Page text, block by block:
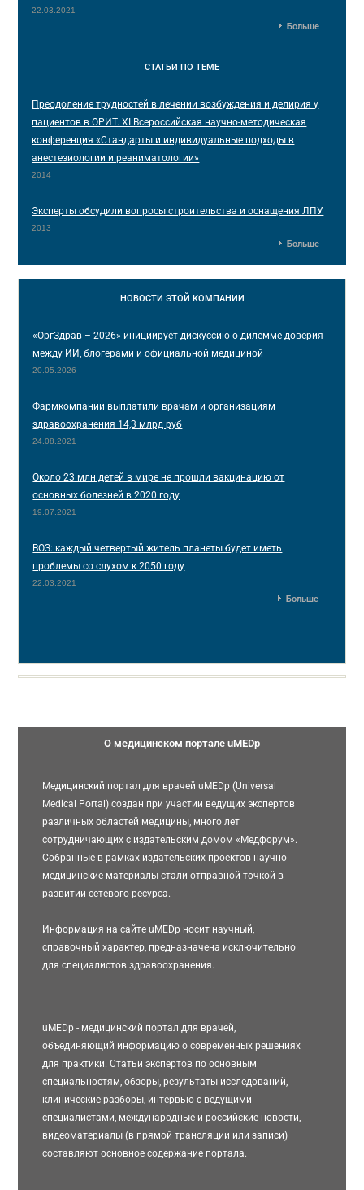
22.03.2021
Больше
СТАТЬИ ПО ТЕМЕ
Преодоление трудностей в лечении возбуждения и делирия у
пациентов в ОРИТ. XI Всероссийская научно-методическая
конференция «Стандарты и индивидуальные подходы в
анестезиологии и реаниматологии»
2014
Эксперты обсудили вопросы строительства и оснащения ЛПУ
2013
Больше
НОВОСТИ ЭТОЙ КОМПАНИИ
«ОргЗдрав – 2026» инициирует дискуссию о дилемме доверия
между ИИ, блогерами и официальной медициной
20.05.2026
Фармкомпании выплатили врачам и организациям
здравоохранения 14,3 млрд руб
24.08.2021
Около 23 млн детей в мире не прошли вакцинацию от
основных болезней в 2020 году
19.07.2021
ВОЗ: каждый четвертый житель планеты будет иметь
проблемы со слухом к 2050 году
22.03.2021
Больше
О медицинском портале uMEDp
Медицинский портал для врачей uMEDp (Universal
Medical Portal) создан при участии ведущих экспертов
различных областей медицины, много лет
сотрудничающих с издательским домом «Медфорум».
Собранные в рамках издательских проектов научно-
медицинские материалы стали отправной точкой в
развитии сетевого ресурса.
Информация на сайте uMEDp носит научный,
справочный характер, предназначена исключительно
для специалистов здравоохранения.
uMEDp - медицинский портал для врачей,
объединяющий информацию о современных решениях
для практики. Статьи экспертов по основным
специальностям, обзоры, результаты исследований,
клинические разборы, интервью с ведущими
специалистами, международные и российские новости,
видеоматериалы (в прямой трансляции или записи)
составляют основное содержание портала.